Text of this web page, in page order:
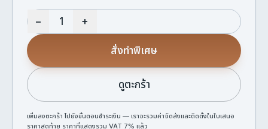
− +
สั่งทำพิเศษ
ดูตะกร้า
เพิ่มลงตะกร้า ไปยังขั้นตอนชำระเงิน — เราจะรวมค่าจัดส่งและติดตั้งในใบเสนอ
ราคาสุดท้าย ราคาที่แสดงรวม VAT 7% แล้ว